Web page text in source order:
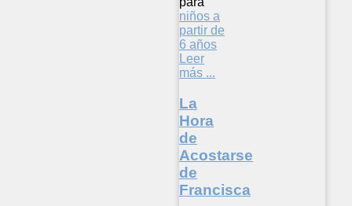
niños a
partir de
6 años
Leer
más ...
La
Hora
de
Acostarse
de
Francisca